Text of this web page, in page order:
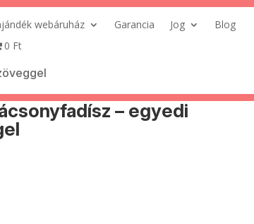
webáruház Garancia Jog
Blog
0 Ft
– egyedi